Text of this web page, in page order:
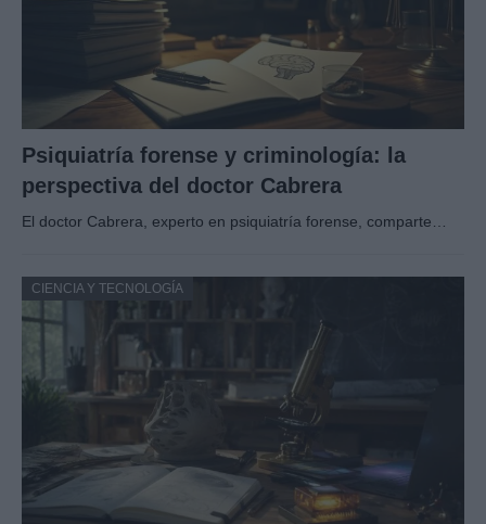
Psiquiatría forense y criminología: la
perspectiva del doctor Cabrera
El doctor Cabrera, experto en psiquiatría forense, comparte…
CIENCIA Y TECNOLOGÍA